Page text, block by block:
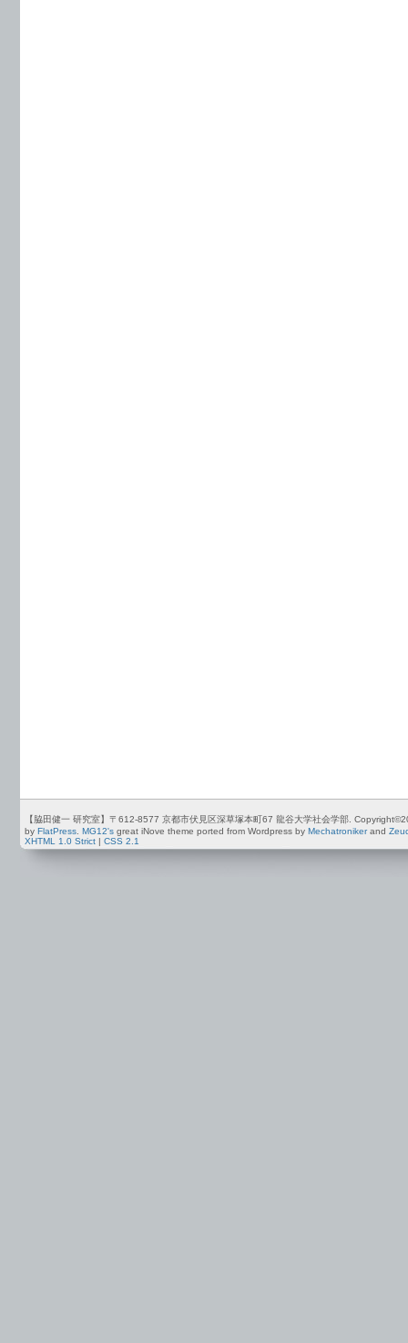
【脇田健一 研究室】〒612-8577 京都市伏見区深草塚本町67 龍谷大学社会学部.
by FlatPress. MG12's great iNove theme ported from Wordpress by Mechatronikerand
XHTML 1.0 Strict
CSS 2.1